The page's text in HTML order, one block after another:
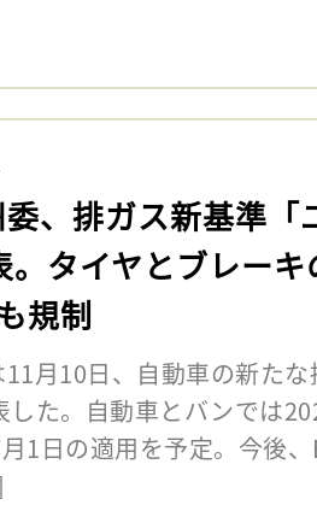
委、排ガス新基準「
。タイヤとブレーキ
規制
月10日、自動車の新た
た。自動車とバンでは
1日の適用を予定。今後